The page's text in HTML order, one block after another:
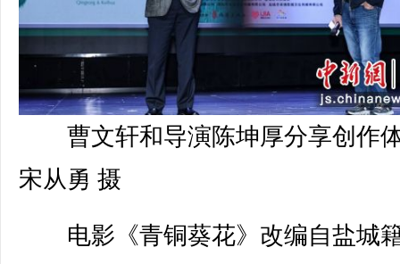
曹文轩和导演陈坤厚分享创作
宋从勇 摄
电影《青铜葵花》改编自盐城